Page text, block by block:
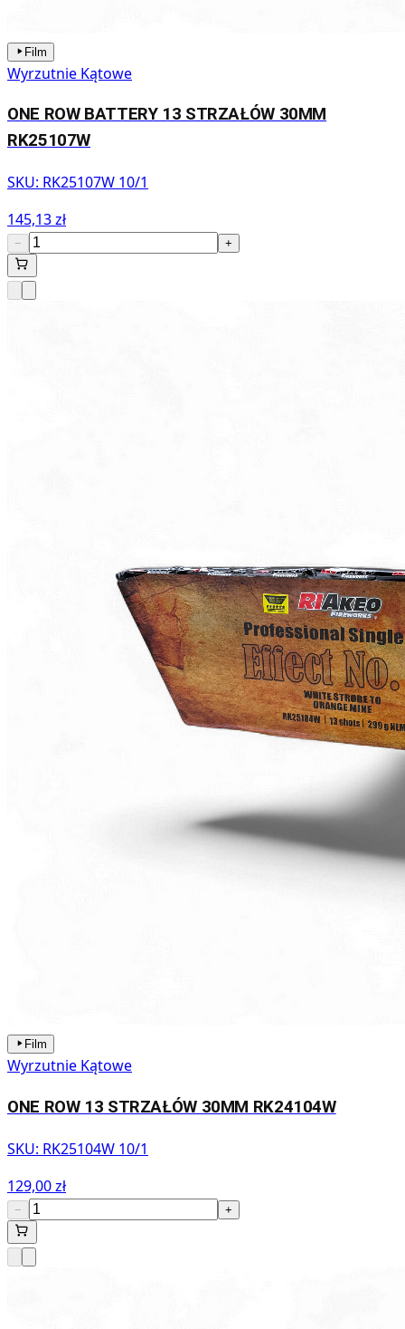
Film
Wyrzutnie Kątowe
ONE ROW BATTERY 13 STRZAŁÓW 30MM
RK25107W
SKU: RK25107W 10/1
145,13 zł
− +
Film
Wyrzutnie Kątowe
ONE ROW 13 STRZAŁÓW 30MM RK24104W
SKU: RK25104W 10/1
129,00 zł
− +